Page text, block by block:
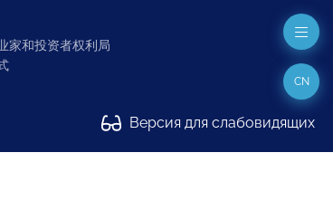
家和投资者权利局
Версия для слабовидящих
CN